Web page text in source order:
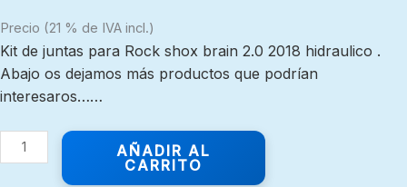
Precio (21 % de IVA incl.)
Kit de juntas para Rock shox brain 2.0 2018 hidraulico .
Abajo os dejamos más productos que podrían
interesaros……
AÑADIR AL
CARRITO